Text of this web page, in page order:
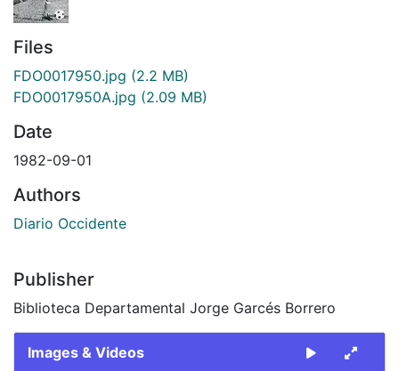
Files
FDO0017950.jpg (2.2 MB)
FDO0017950A.jpg (2.09 MB)
Date
1982-09-01
Authors
Diario Occidente
Publisher
Biblioteca Departamental Jorge Garcés Borrero
Images & Videos